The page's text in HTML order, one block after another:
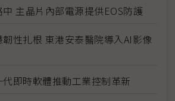
主晶片內部電源提供EOS防護
性扎根 東港安泰醫院導入AI影像
即時軟體推動工業控制革新